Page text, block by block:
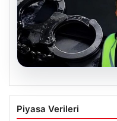
07.08.2026
Ahbap Derneği
atandı. Fesih
Piyasa Verileri